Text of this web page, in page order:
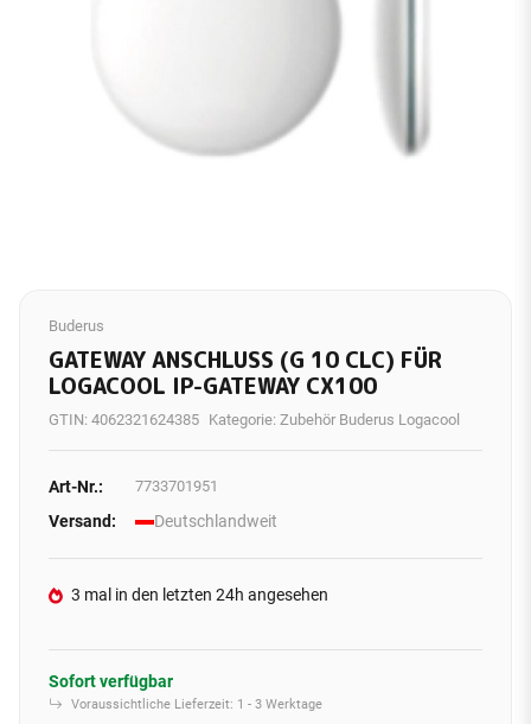
Buderus
GATEWAY ANSCHLUSS (G 10 CLC) FÜR
LOGACOOL IP-GATEWAY CX100
GTIN: 4062321624385 Kategorie: Zubehör Buderus Logacool
Art-Nr.: 7733701951
Versand: Deutschlandweit
3 mal in den letzten 24h angesehen
Sofort verfügbar
Voraussichtliche Lieferzeit: 1 - 3 Werktage